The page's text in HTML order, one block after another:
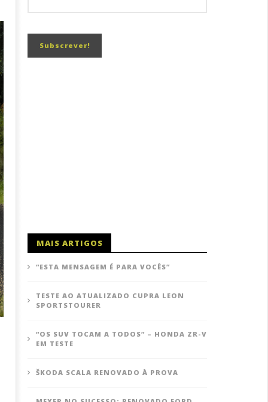
MAIS ARTIGOS
“ESTA MENSAGEM É PARA VOCÊS”
TESTE AO ATUALIZADO CUPRA LEON
SPORTSTOURER
“OS SUV TOCAM A TODOS” – HONDA ZR-V
EM TESTE
ŠKODA SCALA RENOVADO À PROVA